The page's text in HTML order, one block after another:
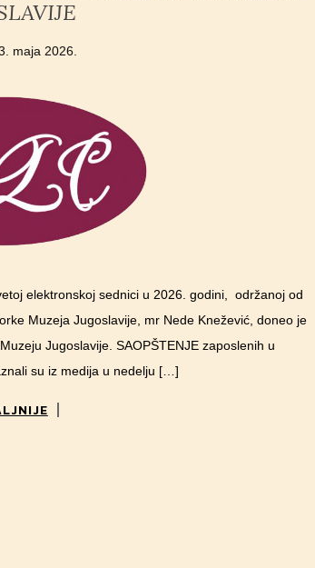
maja 2026.
elektronskoj sednici u 2026. godini, održanoj od
Muzeja Jugoslavije, mr Nede Knežević, doneo je
Jugoslavije. SAOPŠTENJE zaposlenih u
su iz medija u nedelju […]